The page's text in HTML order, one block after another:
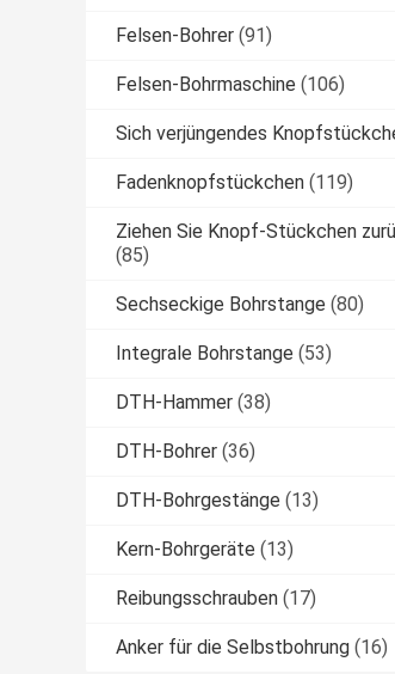
Felsen-Bohrer (91)
Felsen-Bohrmaschine (106)
Sich verjüngendes
Fadenknopfstückchen (119)
Ziehen Sie Knopf-Stückchen
(85)
Sechseckige Bohrstange (80)
Integrale Bohrstange (53)
DTH-Hammer (38)
DTH-Bohrer (36)
DTH-Bohrgestänge (13)
Kern-Bohrgeräte (13)
Reibungsschrauben (17)
Anker für die Selbstbohrung (16)